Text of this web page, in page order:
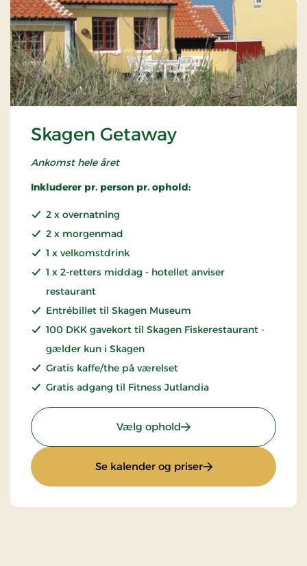
Skagen Getaway
Ankomst hele året
Inkluderer pr. person pr. ophold:
2 x overnatning
2 x morgenmad
1 x velkomstdrink
1 x 2-retters middag - hotellet anviser
restaurant
Entrébillet til Skagen Museum
100 DKK gavekort til Skagen Fiskerestaurant -
gælder kun i Skagen
Gratis kaffe/the på værelset
Gratis adgang til Fitness Jutlandia
Vælg ophold: Skagen Getaway
Se kalender og priser: Skagen Getaway